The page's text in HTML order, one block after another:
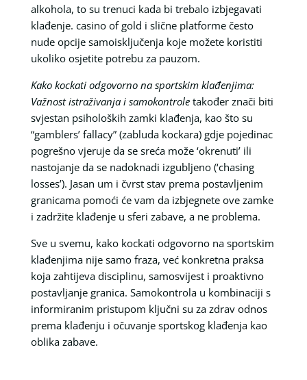
alkohola, to su trenuci kada bi trebalo izbjegavati
klađenje. casino of gold i slične platforme često
nude opcije samoisključenja koje možete koristiti
ukoliko osjetite potrebu za pauzom.
Kako kockati odgovorno na sportskim klađenjima:
Važnost istraživanja i samokontroletakođer znači biti
svjestan psiholoških zamki klađenja, kao što su
“gamblers’ fallacy” (zabluda kockara) gdje pojedinac
pogrešno vjeruje da se sreća može ‘okrenuti’ ili
nastojanje da se nadoknadi izgubljeno (‘chasing
losses’). Jasan um i čvrst stav prema postavljenim
granicama pomoći će vam da izbjegnete ove zamke
i zadržite klađenje u sferi zabave, a ne problema.
Sve u svemu, kako kockati odgovorno na sportskim
klađenjima nije samo fraza, već konkretna praksa
koja zahtijeva disciplinu, samosvijest i proaktivno
postavljanje granica. Samokontrola u kombinaciji s
informiranim pristupom ključni su za zdrav odnos
prema klađenju i očuvanje sportskog klađenja kao
oblika zabave.